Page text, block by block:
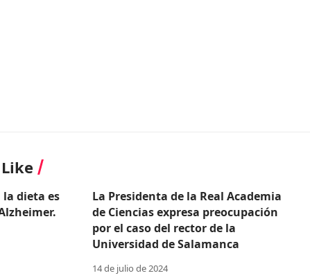
dieta es
La Presidenta de la Real Academia
de Ciencias expresa preocupación
por el caso del rector de la
Universidad de Salamanca
14 de julio de 2024